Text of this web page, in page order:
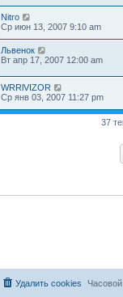
Nitro
Ср июн 13, 2007 9:10 am
Львенок
Вт апр 17, 2007 12:00 am
WRRlVIZOR
Ср янв 03, 2007 11:27 pm
37
Удалить cookies